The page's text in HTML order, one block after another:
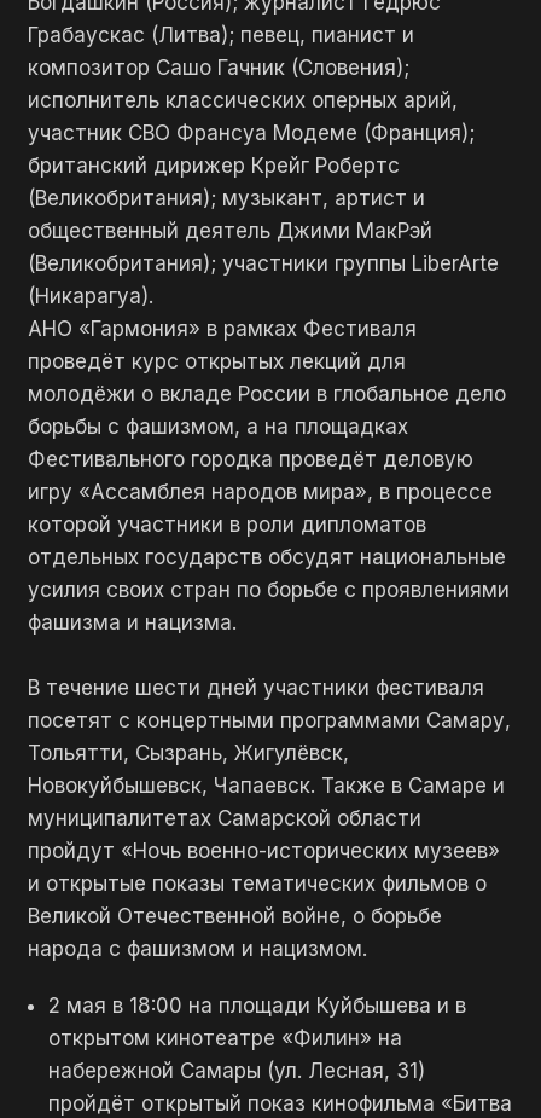
Грабаускас (Литва); певец, пианист и
композитор Сашо Гачник (Словения);
исполнитель классических оперных арий,
участник СВО Франсуа Модеме (Франция);
британский дирижер Крейг Робертс
(Великобритания); музыкант, артист и
общественный деятель Джими МакРэй
(Великобритания); участники группы LiberArte
(Никарагуа).
АНО «Гармония» в рамках Фестиваля
проведёт курс открытых лекций для
молодёжи о вкладе России в глобальное дело
борьбы с фашизмом, а на площадках
Фестивального городка проведёт деловую
игру «Ассамблея народов мира», в процессе
которой участники в роли дипломатов
отдельных государств обсудят национальные
усилия своих стран по борьбе с проявлениями
фашизма и нацизма.
В течение шести дней участники фестиваля
посетят с концертными программами Самару,
Тольятти, Сызрань, Жигулёвск,
Новокуйбышевск, Чапаевск. Также в Самаре и
муниципалитетах Самарской области
пройдут «Ночь военно-исторических музеев»
и открытые показы тематических фильмов о
Великой Отечественной войне, о борьбе
народа с фашизмом и нацизмом.
2 мая в 18:00 на площади Куйбышева и в
открытом кинотеатре «Филин» на
набережной Самары (ул. Лесная, 31)
пройдёт открытый показ кинофильма «Битва